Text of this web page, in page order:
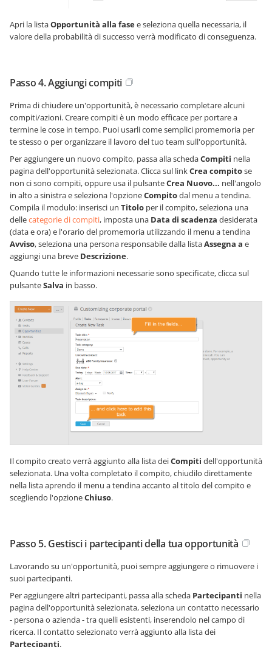
Apri la listaOpportunità alla fasee seleziona quella necessaria, il
valore della probabilità di successo verrà modificato di conseguenza.
Passo 4. Aggiungi compiti
Prima di chiudere un'opportunità, è necessario completare alcuni
compiti/azioni. Creare compiti è un modo efficace per portare a
termine le cose in tempo. Puoi usarli come semplici promemoria per
te stesso o per organizzare il lavoro del tuo team sull'opportunità.
Per aggiungere un nuovo compito, passa alla schedaCompiti nella
pagina dell'opportunità selezionata. Clicca sul linkCrea compitose
non ci sono compiti, oppure usa il pulsanteCrea Nuovo... nell'angolo
in alto a sinistra e seleziona l'opzioneCompitodal menu a tendina.
Compila il modulo: inserisci un Titolo per il compito, seleziona una
dellecategorie di compiti, imposta una Data di scadenza desiderata
(data e ora) e l'orario del promemoria utilizzando il menu a tendina
Avviso, seleziona una persona responsabile dalla listaAssegna a e
aggiungi una breve Descrizione.
Quando tutte le informazioni necessarie sono specificate, clicca sul
pulsanteSalva in basso.
Il compito creato verrà aggiunto alla lista deiCompiti dell'opportunità
selezionata. Una volta completato il compito, chiudilo direttamente
nella lista aprendo il menu a tendina accanto al titolo del compito e
scegliendo l'opzioneChiuso.
Passo 5. Gestisci i partecipanti della tua opportunità
Lavorando su un'opportunità, puoi sempre aggiungere o rimuovere i
suoi partecipanti.
Per aggiungere altri partecipanti, passa alla scheda Partecipanti nella
pagina dell'opportunità selezionata, seleziona un contatto necessario
- persona o azienda - tra quelli esistenti, inserendolo nel campo di
ricerca. Il contatto selezionato verrà aggiunto alla lista dei
Partecipanti.